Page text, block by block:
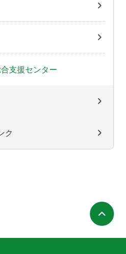
支援センター
ク